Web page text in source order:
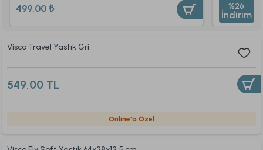
499,00 ₺ %26
İndirim
Visco Travel Yastık Gri
549,00 TL
Online'a Özel